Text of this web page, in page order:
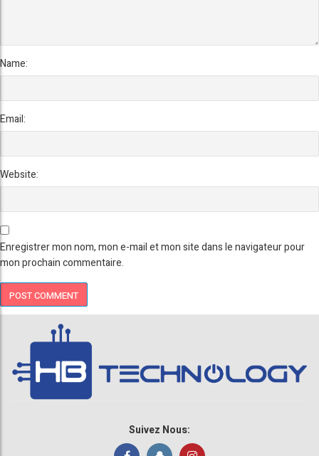
Name:
Email:
Website:
Enregistrer mon nom, mon e-mail et mon site dans le navigateur pour
mon prochain commentaire.
Suivez Nous: